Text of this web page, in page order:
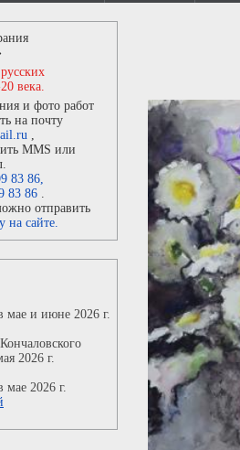
века.
и фото работ
на почту
,
MMS или
83 86,
83 86 .
отправить
на сайте.
мае и июне 2026 г.
2026 г.
2026 г.